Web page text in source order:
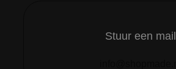
Stuur een mail